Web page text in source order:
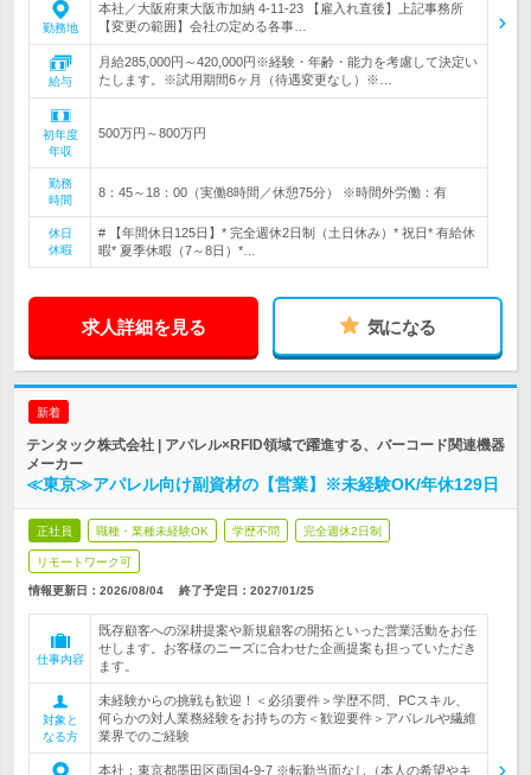
勤務地
本社／大阪府東大阪市加納 4-11-23 【雇入れ直後】上記事務所
【変更の範囲】会社の定める各事…
給与
月給285,000円～420,000円※経験・年齢・能力を考慮して決定い
たします。※試用期間6ヶ月（待遇変更なし）※…
初年度
年収
500万円～800万円
勤務
時間
8：45～18：00（実働8時間／休憩75分） ※時間外労働：有
休日
休暇
# 【年間休日125日】* 完全週休2日制（土日休み）* 祝日* 有給休
暇* 夏季休暇（7～8日）*…
求人詳細を見る 気になる
新着
テンタック株式会社 | アパレル×RFID領域で躍進する、バーコード関連機器
メーカー
≪東京≫アパレル向け副資材の【営業】※未経験OK/年休129日
正社員 職種・業種未経験OK 学歴不問 完全週休2日制
リモートワーク可
情報更新日：2026/08/04 終了予定日： 2027/01/25
仕事内容
既存顧客への深耕提案や新規顧客の開拓といった営業活動をお任
せします。お客様のニーズに合わせた企画提案も担っていただき
ます。
対象と
なる方
未経験からの挑戦も歓迎！＜必須要件＞学歴不問、PCスキル、
何らかの対人業務経験をお持ちの方＜歓迎要件＞アパレルや繊維
業界でのご経験
本社：東京都墨田区両国4-9-7 ※転勤当面なし（本人の希望やキ